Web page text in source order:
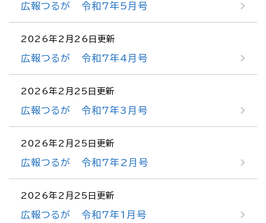
広報つるが 令和7年5月号
2026年2月26日更新
広報つるが 令和7年4月号
2026年2月25日更新
広報つるが 令和7年3月号
2026年2月25日更新
広報つるが 令和7年2月号
2026年2月25日更新
広報つるが 令和7年1月号